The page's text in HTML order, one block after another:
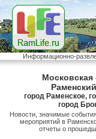
Информационно-
Московская
город Раменское,
город
Новости, значимые
мероприятий в
отчеты о